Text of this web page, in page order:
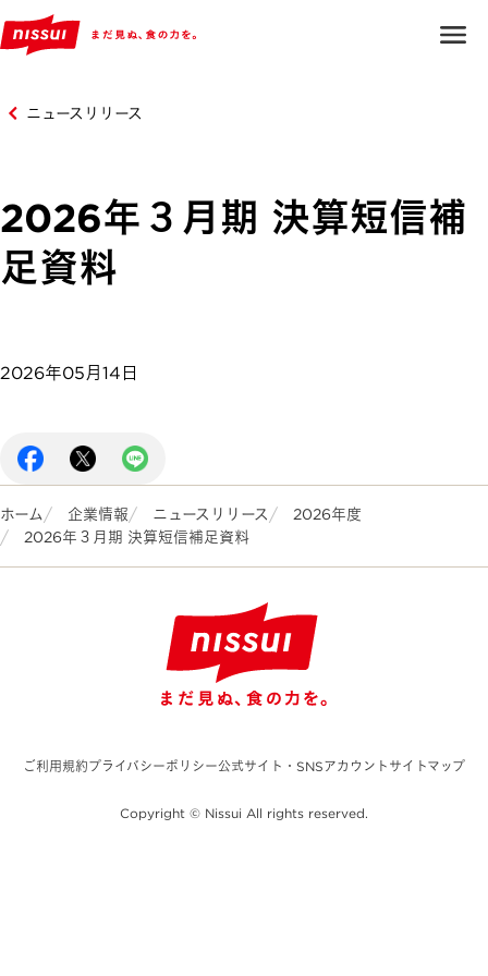
ニュースリリース
2026年３月期 決算短信補
足資料
2026年05月14日
ホーム 企業情報 ニュースリリース
2026年度
2026年３月期 決算短信補足資料
ご利用規約プライバシーポリシー公式サイト・SNSアカウント サイトマップ
Copyright © Nissui All rights reserved.